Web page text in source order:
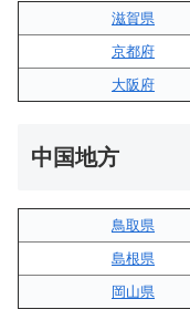
滋賀県
京都府
大阪府
中国地方
鳥取県
島根県
岡山県